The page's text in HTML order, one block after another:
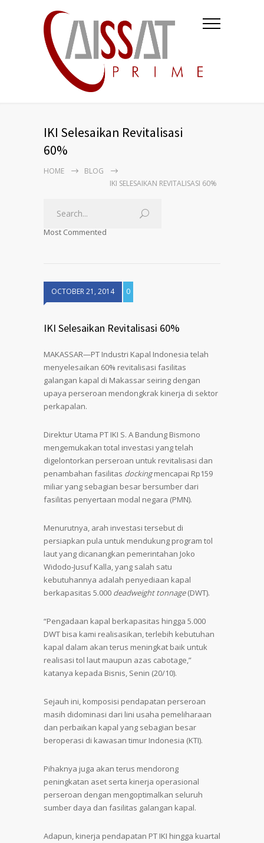
IKI Selesaikan Revitalisasi
60%
HOME
BLOG
IKI SELESAIKAN REVITALISASI 60%
Most Commented
OCTOBER 21, 2014 0
IKI Selesaikan Revitalisasi 60%
MAKASSAR—PT Industri Kapal Indonesia telah
menyelesaikan 60% revitalisasi fasilitas
galangan kapal di Makassar seiring dengan
upaya perseroan mendongkrak kinerja di sektor
perkapalan.
Direktur Utama PT IKI S. A Bandung Bismono
mengemukakan total investasi yang telah
digelontorkan perseroan untuk revitalisasi dan
penambahan fasilitas dockingmencapai Rp159
miliar yang sebagian besar bersumber dari
fasilitas penyertaan modal negara (PMN).
Menurutnya, arah investasi tersebut di
persiapkan pula untuk mendukung program tol
laut yang dicanangkan pemerintahan Joko
Widodo-Jusuf Kalla, yang salah satu
kebutuhannya adalah penyediaan kapal
berkapasitas 5.000 deadweight tonnage(DWT).
“Pengadaan kapal berkapasitas hingga 5.000
DWT bisa kami realisasikan, terlebih kebutuhan
kapal dalam akan terus meningkat baik untuk
realisasi tol laut maupun azas cabotage,”
katanya kepada Bisnis, Senin (20/10).
Sejauh ini, komposisi pendapatan perseroan
masih didominasi dari lini usaha pemeliharaan
dan perbaikan kapal yang sebagian besar
beroperasi di kawasan timur Indonesia (KTI).
Pihaknya juga akan terus mendorong
peningkatan aset serta kinerja operasional
perseroan dengan mengoptimalkan seluruh
sumber daya dan fasilitas galangan kapal.
Adapun, kinerja pendapatan PT IKI hingga kuartal